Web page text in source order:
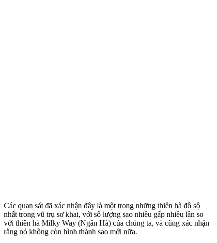
Các quan sát đã xác nhận đây là một trong những thiên hà đồ sộ
nhất trong vũ trụ sơ khai, với số lượng sao nhiều gấp nhiều lần so
với thiên hà Milky Way (Ngân Hà) của chúng ta, và cũng xác nhận
rằng nó không còn hình thành sao mới nữa.